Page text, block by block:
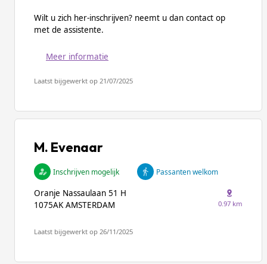
Wilt u zich her-inschrijven? neemt u dan contact op
met de assistente.
Meer informatie
Laatst bijgewerkt op 21/07/2025
M. Evenaar
Inschrijven mogelijk Passanten welkom
Oranje Nassaulaan 51 H
1075AK AMSTERDAM
0.97 km
Laatst bijgewerkt op 26/11/2025